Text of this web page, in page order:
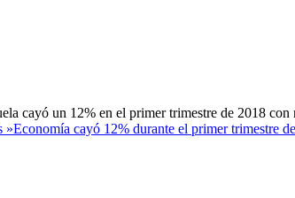
cayó un 12% en el primer trimestre de 2018
»Economía cayó 12% durante el primer trimestre